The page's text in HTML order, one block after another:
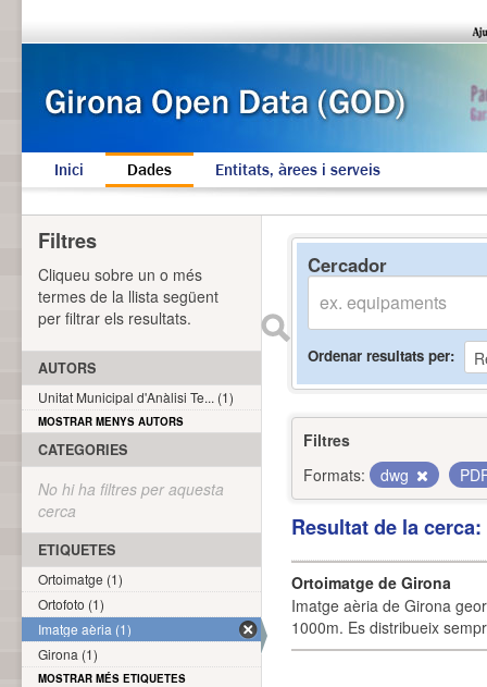
Inici Dades Entitats, àrees i serveis
Cercador
Ordenar resultats per
Filtres
Formats:
dwg
Resultat de la
Ortoimatge de Girona
Imatge aèria de Girona
1000m. Es distribueix
Filtres
Cliqueu sobre un o més
termes de la llista següent
per filtrar els resultats.
AUTORS
Unitat Municipal d'Anàlisi Te... (1)
MOSTRAR MENYS AUTORS
CATEGORIES
No hi ha filtres per aquesta
cerca
ETIQUETES
Ortoimatge (1)
Ortofoto (1)
Imatge aèria (1)
Girona (1)
MOSTRAR MÉS ETIQUETES